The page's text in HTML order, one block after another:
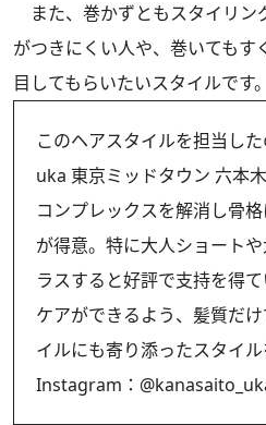
また、巻かずともスタイリン
がつきにくい人や、巻いてもす
目してもらいたいスタイルです。
このヘアスタイルを担当し
uka 東京ミッドタウン 六本
コンプレックスを解消し骨
が得意。特に大人ショート
ラスすると好評で支持を得
ケアができるよう、髪質だ
イルにも寄り添ったスタイル
Instagram：